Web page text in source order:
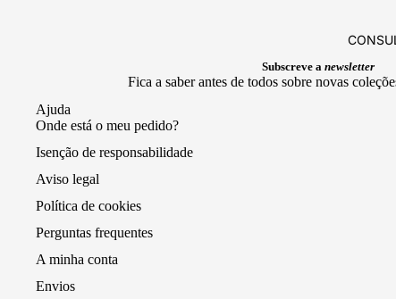
Subscreve a newsletter
Fica a saber antes de todos sobre novas
Ajuda
Onde está o meu pedido?
Isenção de responsabilidade
Aviso legal
Política de cookies
Perguntas frequentes
A minha conta
Envios